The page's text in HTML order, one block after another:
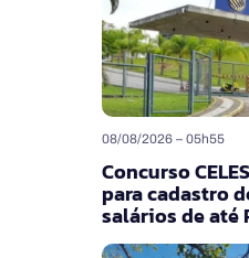
08/08/2026 – 05h55
Concurso
para cadastro
salários de até